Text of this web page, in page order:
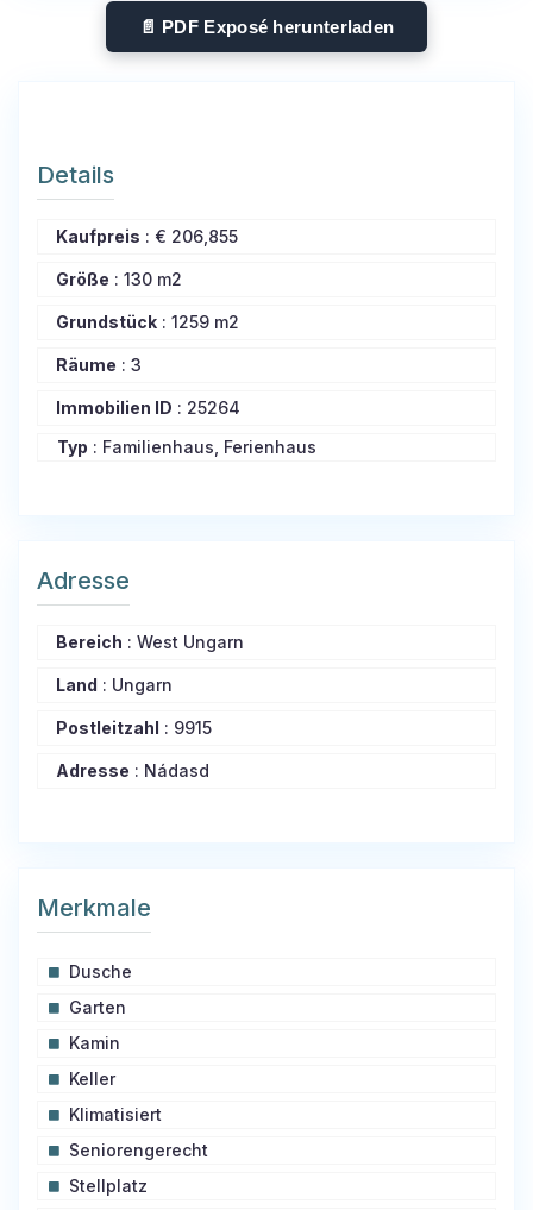
📄 PDF Exposé herunterladen
Details
Kaufpreis : € 206,855
Größe : 130 m2
Grundstück : 1259 m2
Räume : 3
Immobilien ID : 25264
Typ : Familienhaus, Ferienhaus
Adresse
Bereich : West Ungarn
Land : Ungarn
Postleitzahl : 9915
Adresse : Nádasd
Merkmale
Dusche
Garten
Kamin
Keller
Klimatisiert
Seniorengerecht
Stellplatz